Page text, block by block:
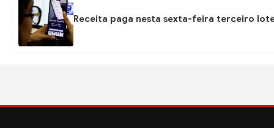
Receita paga nesta sexta-feira terceiro